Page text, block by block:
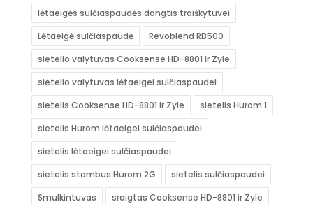
lėtaeigės sulčiaspaudės dangtis traiškytuvei
Lėtaeigė sulčiaspaudė
Revoblend RB500
sietelio valytuvas Cooksense HD-8801 ir Zyle
sietelio valytuvas lėtaeigei sulčiaspaudei
sietelis Cooksense HD-8801 ir Zyle
sietelis Hurom 1
sietelis Hurom lėtaeigei sulčiaspaudei
sietelis lėtaeigei sulčiaspaudei
sietelis stambus Hurom 2G
sietelis sulčiaspaudei
Smulkintuvas
sraigtas Cooksense HD-8801 ir Zyle